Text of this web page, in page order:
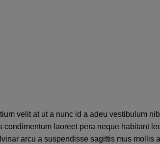
velit at ut a nunc id a adeu vestibulum
laoreet pera neque habitant
arcu a suspendisse sagittis mus mollis